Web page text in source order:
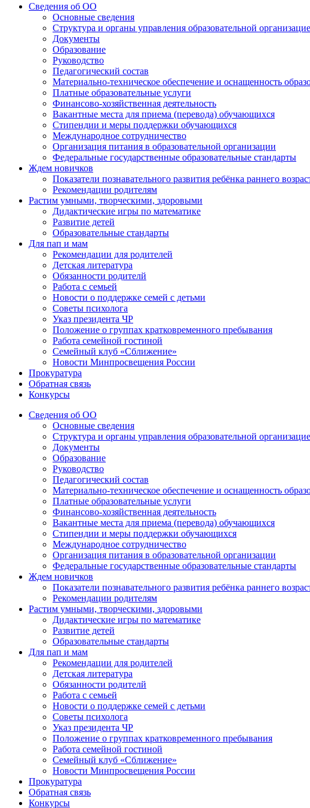
Сведения об ОО
Основные сведения
Структура и органы управления образовательной
Документы
Образование
Руководство
Педагогический состав
Материально-техническое обеспечение и оснащенность
Платные образовательные услуги
Финансово-хозяйственная деятельность
Вакантные места для приема (перевода) обучающихся
Стипендии и меры поддержки обучающихся
Международное сотрудничество
Организация питания в образовательной организации
Федеральные государственные образовательные стандарты
Ждем новичков
Показатели познавательного развития ребёнка раннего
Рекомендации родителям
Растим умными, творческими, здоровыми
Дидактические игры по математике
Развитие детей
Образовательные стандарты
Для пап и мам
Рекомендации для родителей
Детская литература
Обязанности родителй
Работа с семьей
Новости о поддержке семей с детьми
Советы психолога
Указ президента ЧР
Положение о группах кратковременного пребывания
Работа семейной гостиной
Семейный клуб «Сближение»
Новости Минпросвещения России
Прокуратура
Обратная связь
Конкурсы
Сведения об ОО
Основные сведения
Структура и органы управления образовательной
Документы
Образование
Руководство
Педагогический состав
Материально-техническое обеспечение и оснащенность
Платные образовательные услуги
Финансово-хозяйственная деятельность
Вакантные места для приема (перевода) обучающихся
Стипендии и меры поддержки обучающихся
Международное сотрудничество
Организация питания в образовательной организации
Федеральные государственные образовательные стандарты
Ждем новичков
Показатели познавательного развития ребёнка раннего
Рекомендации родителям
Растим умными, творческими, здоровыми
Дидактические игры по математике
Развитие детей
Образовательные стандарты
Для пап и мам
Рекомендации для родителей
Детская литература
Обязанности родителй
Работа с семьей
Новости о поддержке семей с детьми
Советы психолога
Указ президента ЧР
Положение о группах кратковременного пребывания
Работа семейной гостиной
Семейный клуб «Сближение»
Новости Минпросвещения России
Прокуратура
Обратная связь
Конкурсы